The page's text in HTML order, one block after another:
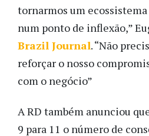
tornarmos um
num ponto de inflexão,”
Brazil Journal. “Não
reforçar o nosso
com o negócio”
A RD também anunciou
9 para 11 o número de